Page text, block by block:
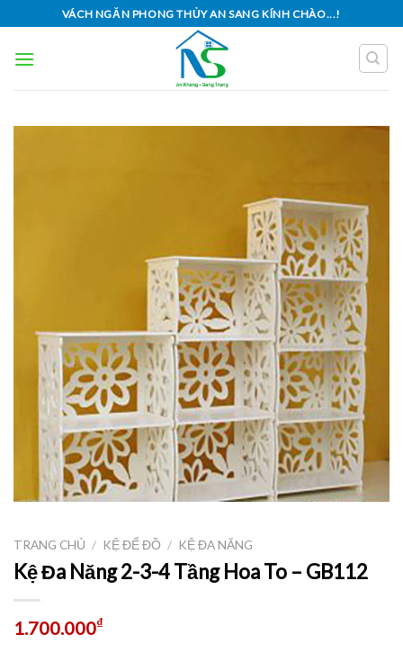
to
content
VÁCH NGĂN PHONG THỦY AN SANG KÍNH CHÀO...!
TRANG CHỦ / KỆ ĐỂ ĐỒ / KỆ ĐA NĂNG
Kệ Đa Năng 2-3-4 Tầng Hoa To – GB112
1.700.000₫